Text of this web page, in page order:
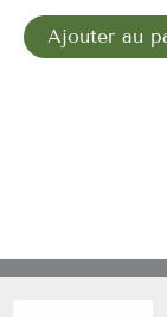
Ajouter au